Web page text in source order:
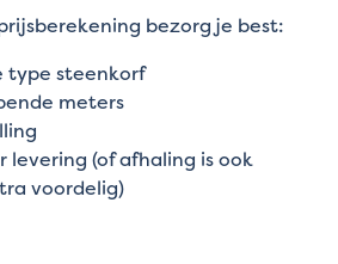
bezorg je best:
type steenkorf
meters
levering (of afhaling is ook
voordelig)